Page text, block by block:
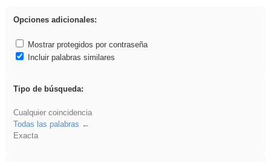
Opciones adicionales:
Mostrar protegidos por contraseña
Incluir palabras similares
Tipo de búsqueda:
Cualquier coincidencia
Todas las palabras
Exacta